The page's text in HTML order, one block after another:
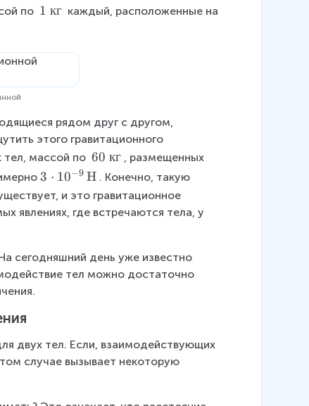
по \
г
1 кг каждый, расположенные на
рядом друг с другом,
этого гравитационного
тел, массой по \
\
0
\
г
60 кг
, размещенных
3
\
c
t
1
\,
3 ⋅ 10−9 H . Конечно, такую
и это гравитационное
явлениях, где встречаются тела, у
сегодняшний день уже известно
тел можно достаточно
двух тел. Если, взаимодействующих
случае вызывает некоторую